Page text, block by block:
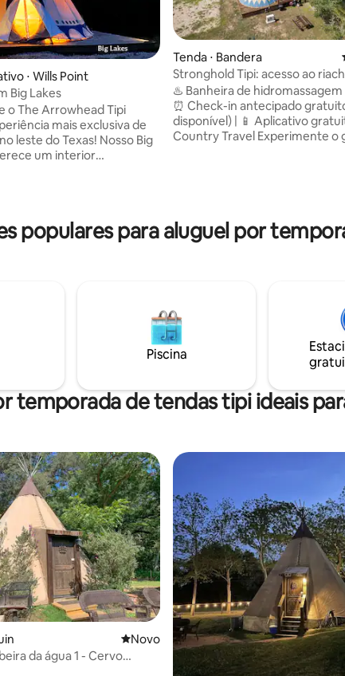
de 5, 22 avaliações
⋅ Wills Point
Big Lakes
o The Arrowhead Tipi
mais exclusiva de
do Texas! Nosso Big
um interior
tenda espaçosa inclui
tamanho completo com a
Oferecemos
de volta à natureza com
Tenda ⋅ Bandera
Stronghold Tipi: acesso ao
banheira de hidromassagem e
♨️ Banheira de hidromassagem
⏰ Check-in antecipado
disponível) | 📱 Aplicativo
Country Travel Experimente o glamping
metros de frente para a água
compartilhada, bosques
populares para aluguel por
Piscina
temporada de tendas tipi ideais
Novo lugar para ficar
Novo
da água 1 - Cervo